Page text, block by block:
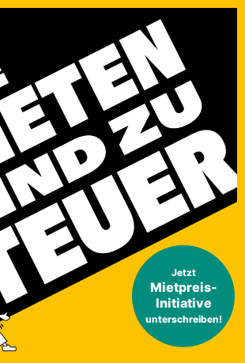
Jetzt
Mietpreis-
Initiative
unterschreiben!